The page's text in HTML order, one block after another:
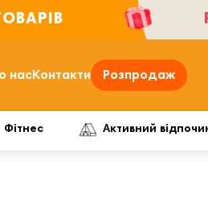
насКонтакти Розпродаж
Фітнес Активний